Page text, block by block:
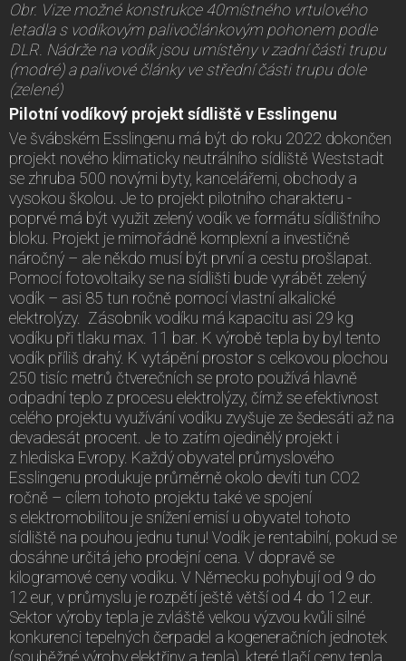
Obr. Vize možné konstrukce 40místného vrtulového
letadla s vodíkovým palivočlánkovým pohonem podle
DLR. Nádrže na vodík jsou umístěny v zadní části trupu
(modré) a palivové články ve střední části trupu dole
(zelené)
Pilotní vodíkový projekt sídliště v Esslingenu
Ve švábském Esslingenu má být do roku 2022 dokončen
projekt nového klimaticky neutrálního sídliště Weststadt
se zhruba 500 novými byty, kancelářemi, obchody a
vysokou školou. Je to projekt pilotního charakteru -
poprvé má být využit zelený vodík ve formátu sídlišťního
bloku. Projekt je mimořádně komplexní a investičně
náročný – ale někdo musí být první a cestu prošlapat.
Pomocí fotovoltaiky se na sídlišti bude vyrábět zelený
vodík – asi 85 tun ročně pomocí vlastní alkalické
elektrolýzy. Zásobník vodíku má kapacitu asi 29 kg
vodíku při tlaku max. 11 bar. K výrobě tepla by byl tento
vodík příliš drahý. K vytápění prostor s celkovou plochou
250 tisíc metrů čtverečních se proto používá hlavně
odpadní teplo z procesu elektrolýzy, čímž se efektivnost
celého projektu využívání vodíku zvyšuje ze šedesáti až na
devadesát procent. Je to zatím ojedinělý projekt i
z hlediska Evropy. Každý obyvatel průmyslového
Esslingenu produkuje průměrně okolo devíti tun CO2
ročně – cílem tohoto projektu také ve spojení
s elektromobilitou je snížení emisí u obyvatel tohoto
sídliště na pouhou jednu tunu! Vodík je rentabilní, pokud se
dosáhne určitá jeho prodejní cena. V dopravě se
kilogramové ceny vodíku. V Německu pohybují od 9 do
12 eur, v průmyslu je rozpětí ještě větší od 4 do 12 eur.
Sektor výroby tepla je zvláště velkou výzvou kvůli silné
konkurenci tepelných čerpadel a kogeneračních jednotek